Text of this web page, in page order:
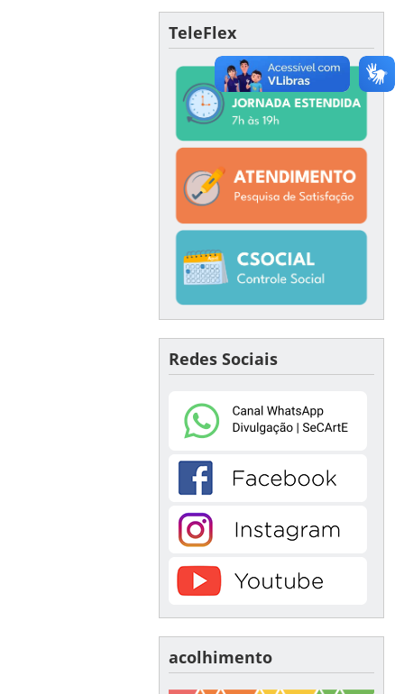
TeleFlex
Redes Sociais
acolhimento